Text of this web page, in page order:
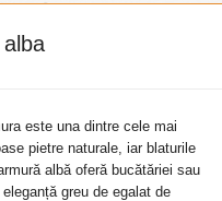
este una dintre cele mai
pietre naturale, iar blaturile
albă oferă bucătăriei sau
eleganță greu de egalat de